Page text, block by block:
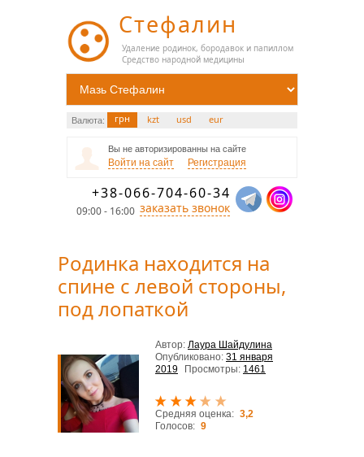
Стефалин
Удаление родинок, бородавок и папиллом
Средство народной медицины
Вы не авторизированны на сайте
Войти на сайт Регистрация
+38-066-704-60-34
09:00 - 16:00 заказать звонок
Валюта: грн kzt usd eur
Родинка находится на
спине с левой стороны,
под лопаткой
Автор: Лаура Шайдулина
Опубликовано: 31 января
2019
Просмотры: 1461
Средняя оценка: 3,2
Голосов: 9